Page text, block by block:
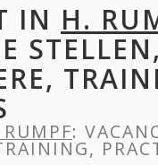
IN H.
STELLEN,
: